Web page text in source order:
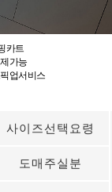
카트
가능
업서비스
사이즈선택요령
도매주실분